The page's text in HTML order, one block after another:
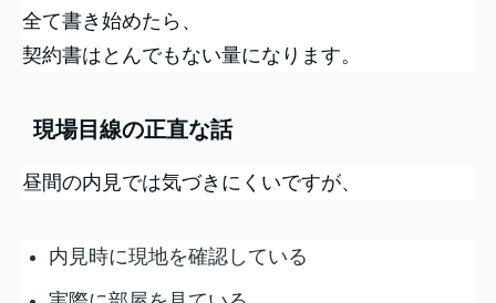
全て書き始めたら、
契約書はとんでもない量になります。
現場目線の正直な話
昼間の内見では気づきにくいですが、
内見時に現地を確認している